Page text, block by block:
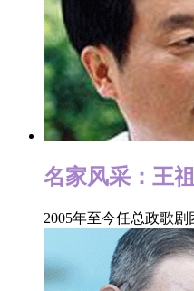
名家风采：王
2005年至今任总政歌